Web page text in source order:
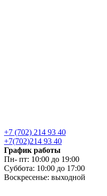
+7 (702) 214 93 40
+7(702)214 93 40
График работы
Пн- пт: 10:00 до 19:00
Суббота: 10:00 до 17:00
Воскресенье: выходной